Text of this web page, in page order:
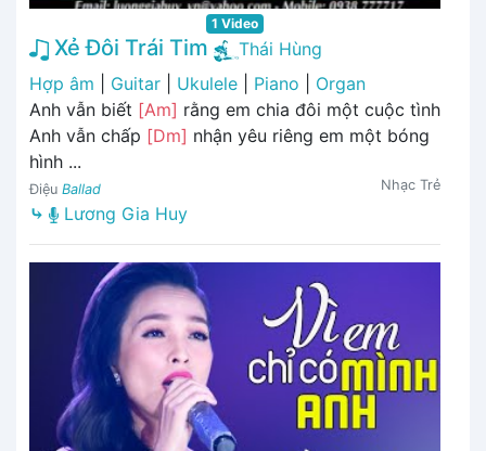
1 Video
Xẻ Đôi Trái Tim
Thái Hùng
Hợp âm
Guitar Ukulele Piano
Organ
Anh vẫn biết [Am] rằng em chia đôi một cuộc tình
Anh vẫn chấp [Dm] nhận yêu riêng em một bóng
hình ...
Điệu Ballad Nhạc Trẻ
⤷ Lương Gia Huy